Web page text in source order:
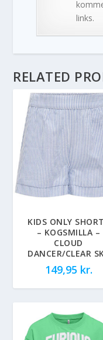
links.
RELATED
KIDS ONLY
– KOGSMILLA –
CLOUD
DANCER/CLEAR
149,95 kr.